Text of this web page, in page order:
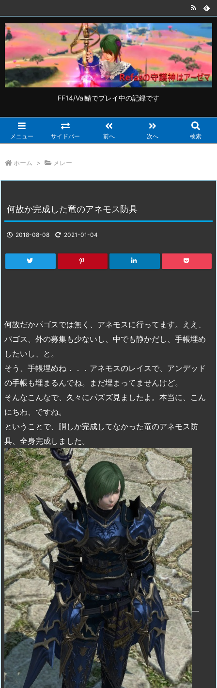
FF14/Val鯖でプレイ中の記録です
メニュー サイドバー 前へ 次へ 検索
ホーム > メレー
何故か完成した竜のアネモス防具
2018-08-08 2021-01-04
何故だかパゴスでは無く、アネモスに行ってます。ええ、
パゴス、外の募集も少ないし、中でも静かだし、手帳埋め
したいし、と。
そう、手帳埋めね．．．アネモスのレイスで、アンデッド
の手帳も埋まるんでね。まだ埋まってませんけど。
そんなこんなで、久々にパズズ見ましたよ。本当に、こん
にちわ、ですね。
ということで、胴しか完成してなかった竜のアネモス防
具、全身完成しました。
一